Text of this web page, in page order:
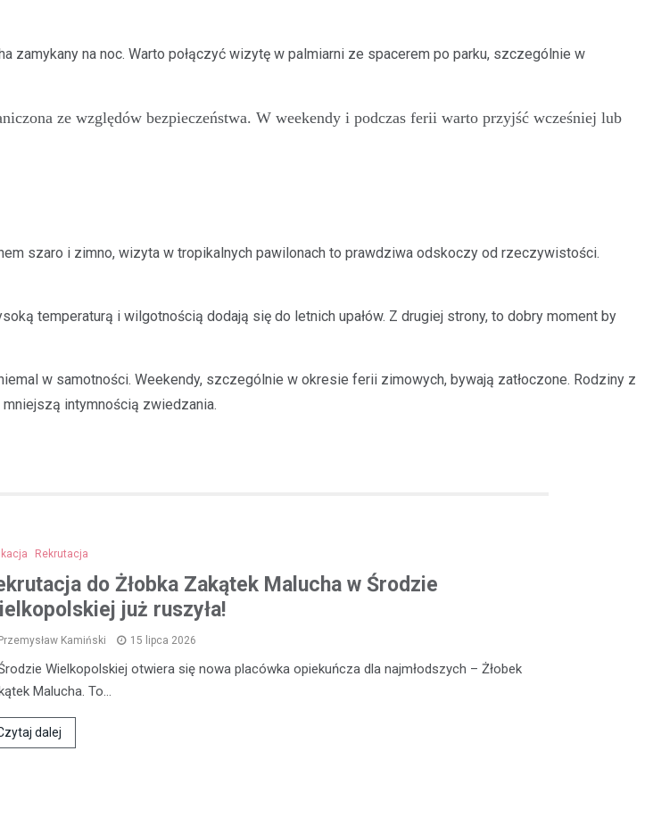
zamykany na noc. Warto połączyć wizytę w palmiarni ze spacerem po parku, szczególnie w
ze względów bezpieczeństwa. W weekendy i podczas ferii warto przyjść wcześniej lub
szaro i zimno, wizyta w tropikalnych pawilonach to prawdziwa odskoczy od rzeczywistości.
temperaturą i wilgotnością dodają się do letnich upałów. Z drugiej strony, to dobry moment by
w samotności. Weekendy, szczególnie w okresie ferii zimowych, bywają zatłoczone. Rodziny z
intymnością zwiedzania.
Rekrutacja
do Żłobka Zakątek Malucha w Środzie
już ruszyła!
Przemysław Kamiński 15 lipca 2026
Wielkopolskiej otwiera się nowa placówka opiekuńcza dla najmłodszych – Żłobek
Malucha. To…
dalej